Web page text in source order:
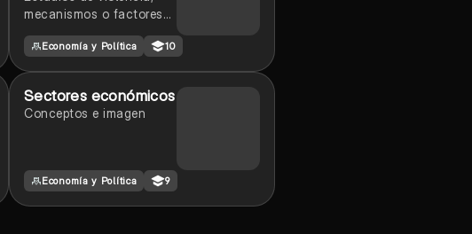
mecanismos o factores
violencia se mantenga a
lo largo del tiempo.
Economía y Política 10
Sectores económicos
Conceptos e imagen
Economía y Política 9